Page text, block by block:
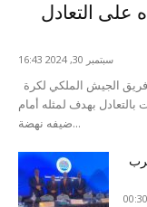
على التعادل
سبتمبر 30, 2024 16:43
بهدف لمثله أمام
ضيفه نهضة...